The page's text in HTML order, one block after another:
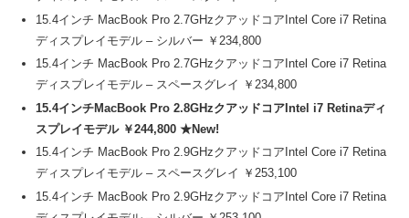
15.4インチ MacBook Pro 2.7GHzクアッドコアIntel Core i7 Retina
ディスプレイモデル – シルバー ￥234,800
15.4インチ MacBook Pro 2.7GHzクアッドコアIntel Core i7 Retina
ディスプレイモデル – スペースグレイ ￥234,800
15.4インチMacBook Pro 2.8GHzクアッドコアIntel i7 Retinaディ
スプレイモデル ￥244,800 ★New!
15.4インチ MacBook Pro 2.9GHzクアッドコアIntel Core i7 Retina
ディスプレイモデル – スペースグレイ ￥253,100
15.4インチ MacBook Pro 2.9GHzクアッドコアIntel Core i7 Retina